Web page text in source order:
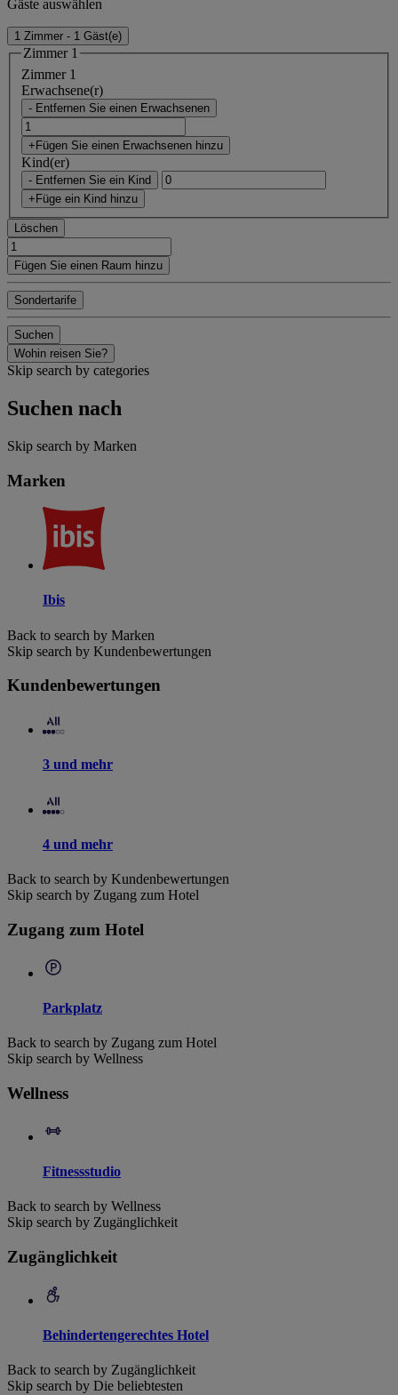
Gäste auswählen
1 Zimmer - 1 Gäst(e)
Zimmer 1
Zimmer 1
Erwachsene(r)
- Entfernen Sie einen Erwachsenen
+Fügen Sie einen Erwachsenen hinzu
Kind(er)
- Entfernen Sie ein Kind
+Füge ein Kind hinzu
Löschen
Fügen Sie einen Raum hinzu
Sondertarife
Suchen
Wohin reisen Sie?
Skip search by categories
Suchen nach
Skip search by Marken
Marken
Ibis
Back to search by Marken
Skip search by Kundenbewertungen
Kundenbewertungen
3 und mehr
4 und mehr
Back to search by Kundenbewertungen
Skip search by Zugang zum Hotel
Zugang zum Hotel
Parkplatz
Back to search by Zugang zum Hotel
Skip search by Wellness
Wellness
Fitnessstudio
Back to search by Wellness
Skip search by Zugänglichkeit
Zugänglichkeit
Behindertengerechtes Hotel
Back to search by Zugänglichkeit
Skip search by Die beliebtesten